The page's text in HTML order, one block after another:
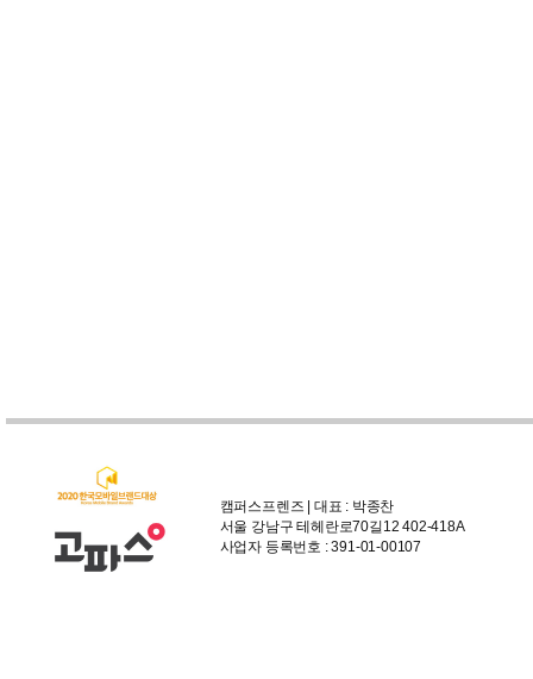
캠퍼스프렌즈 | 대표 : 박종찬
서울 강남구 테헤란로70길12 402-418A
사업자 등록번호 : 391-01-00107